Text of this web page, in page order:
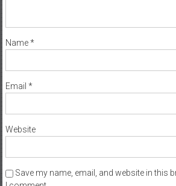
Name*
Email *
Website
Save my name, email, and website in this